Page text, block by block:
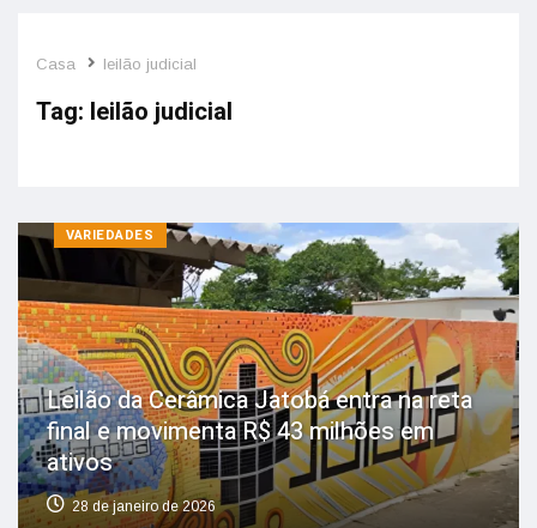
Casa leilão judicial
Tag: leilão judicial
VARIEDADES
Leilão da Cerâmica Jatobá entra na reta
final e movimenta R$ 43 milhões em
ativos
28 de janeiro de 2026